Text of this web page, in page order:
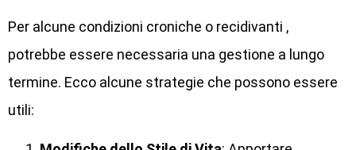
Per alcune condizioni croniche o recidivanti ,
potrebbe essere necessaria una gestione a lungo
termine. Ecco alcune strategie che possono essere
utili: